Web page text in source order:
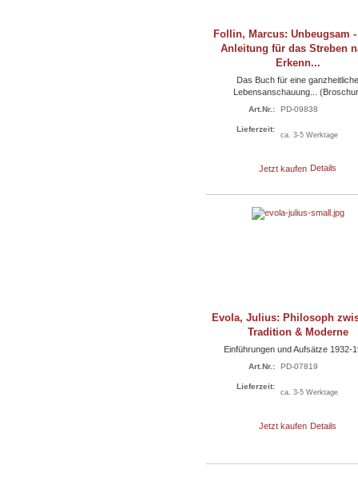
Follin, Marcus: Unbeugsam
Anleitung für das Streben
Erkenn...
Das Buch für eine
Lebensanschauung...
Art.Nr.: PD-09838
Lieferzeit:
ca. 3-5 Werktage
Jetzt kaufen Details
Evola, Julius: Philosoph
Tradition & Moderne
Einführungen und Aufsätze 1932-
Art.Nr.: PD-07819
Lieferzeit:
ca. 3-5 Werktage
Jetzt kaufen Details